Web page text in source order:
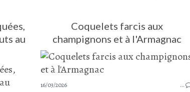
au
Coquelets farcis aux
champignons et à l'Armagnac
16/03/2026 …